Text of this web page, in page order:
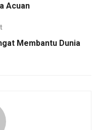
Acuan
Membantu Dunia